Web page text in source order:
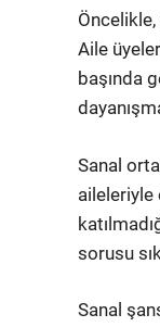
Aile
başında
Sanal
aileleriyle
sorusu
Sanal